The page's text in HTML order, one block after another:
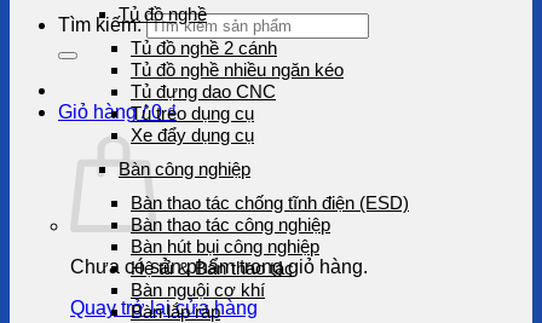
Tìm kiếm:
Giỏ hàng /0₫
Chưa có sản phẩm trong giỏ hàng.
Quay trở lại cửa hàng
Tủ đồ nghề
Tủ đồ nghề 2 cánh
Tủ đồ nghề nhiều ngăn kéo
Tủ đựng dao CNC
Tủ treo dụng cụ
Xe đẩy dụng cụ
Bàn công nghiệp
Bàn thao tác chống tĩnh điện (ESD)
Bàn thao tác công nghiệp
Bàn hút bụi công nghiệp
Hệ tủ & Bàn thao tác
Bàn nguội cơ khí
Bàn lắp ráp